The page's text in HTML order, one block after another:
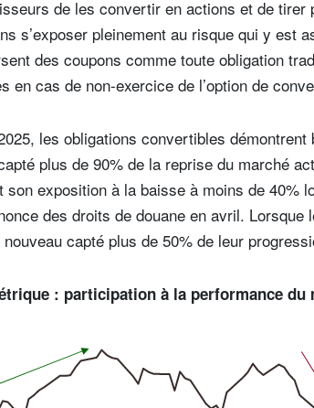
de les convertir en actions et de tirer
s’exposer pleinement au risque qui y est
des coupons comme toute obligation
en cas de non-exercice de l’option de
les obligations convertibles
plus de 90% de la reprise du marché
exposition à la baisse à moins de 40%
des droits de douane en avril.
capté plus de 50% de leur
: participation à la performance du